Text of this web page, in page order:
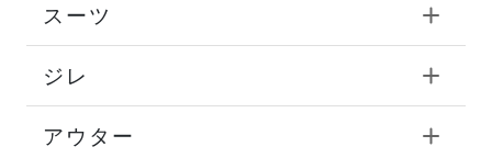
スーツ
ジレ
アウター